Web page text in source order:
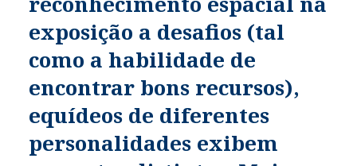
exposição a desafios (tal
como a habilidade de
encontrar bons recursos),
equídeos de diferentes
personalidades exibem